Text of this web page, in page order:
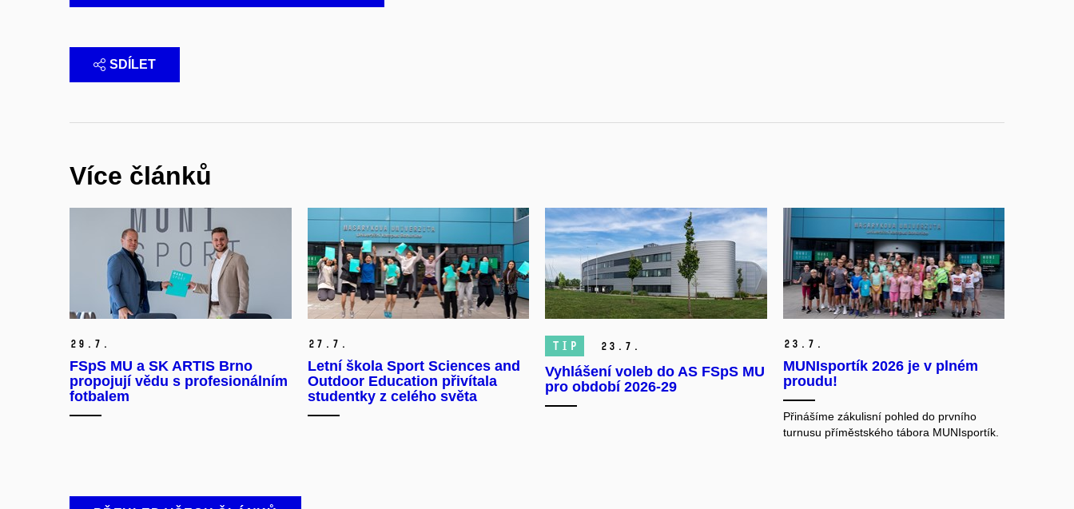
SDÍLET
Více článků
29. 7.
FSpS MU a SK ARTIS Brno
propojují vědu s profesionálním
fotbalem
27. 7.
Letní škola Sport Sciences and
Outdoor Education přivítala
studentky z celého světa
TIP 23. 7.
Vyhlášení voleb do AS FSpS MU
pro období 2026-29
23. 7.
MUNIsportík 2026 je v plném
proudu!
Přinášíme zákulisní pohled do prvního
turnusu příměstského tábora MUNIsportík.